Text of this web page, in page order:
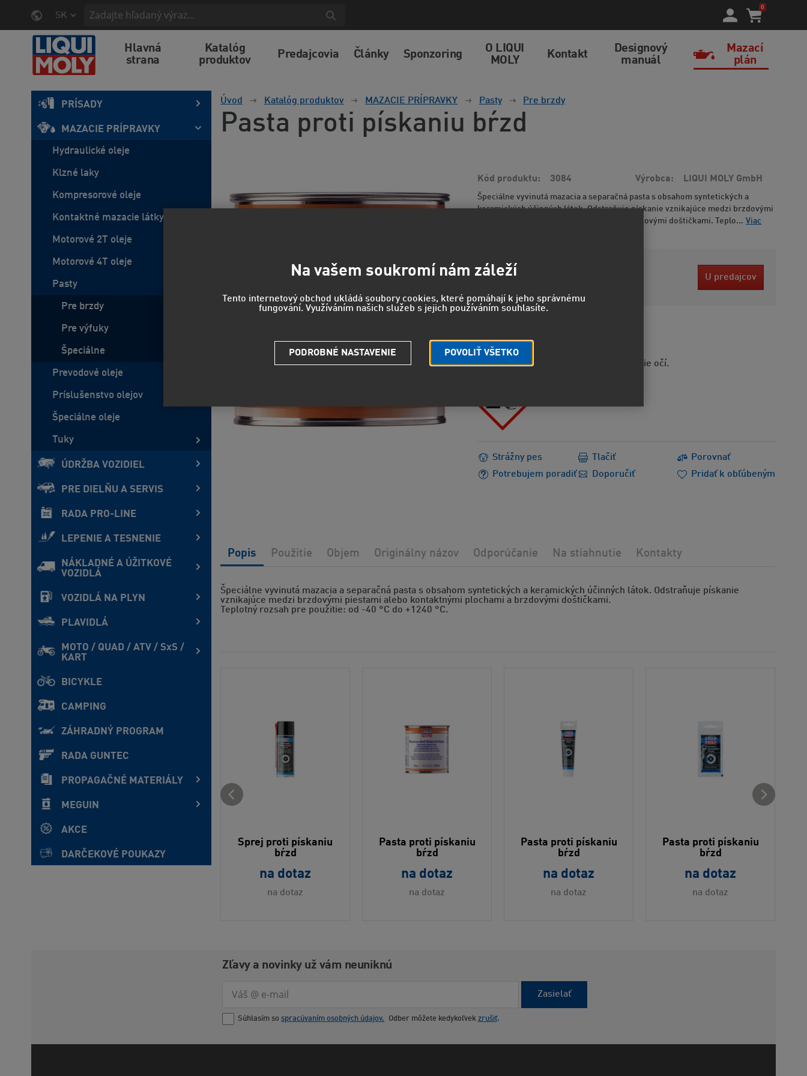
SK
0
Hlavná
strana
Katalóg
produktov
Predajcovia Články Sponzoring
O LIQUI
MOLY
Kontakt
Designový
manuál
Mazací
plán
PRÍSADY
MAZACIE PRÍPRAVKY
Hydraulické oleje
Klzné laky
Kompresorové oleje
Kontaktné mazacie látky
Motorové 2T oleje
Motorové 4T oleje
Pasty
Pre brzdy
Pre výfuky
Špeciálne
Prevodové oleje
Príslušenstvo olejov
Špeciálne oleje
Tuky
ÚDRŽBA VOZIDIEL
PRE DIELŇU A SERVIS
RADA PRO-LINE
LEPENIE A TESNENIE
NÁKLADNÉ A ÚŽITKOVÉ
VOZIDLÁ
VOZIDLÁ NA PLYN
PLAVIDLÁ
MOTO / QUAD / ATV / SxS /
KART
BICYKLE
CAMPING
ZÁHRADNÝ PROGRAM
RADA GUNTEC
PROPAGAČNÉ MATERIÁLY
MEGUIN
AKCE
DARČEKOVÉ POUKAZY
Úvod Katalóg produktov MAZACIE PRÍPRAVKY Pasty Pre brzdy
Pasta proti pískaniu bŕzd
Kód produktu 3084 Výrobca LIQUI MOLY GmbH
Špeciálne vyvinutá mazacia a separačná pasta s obsahom syntetických a
keramických účinných látok. Odstraňuje pískanie vznikajúce medzi brzdovými
piestami alebo kontaktnými plochami a brzdovými doštičkami. Teplo... Viac
117 EUR U predajcov
H315 - Dráždi kožu.
H318 - Spôsobuje vážne poškodenie očí.
Strážny pes
Porovnať
Potrebujem poradiť
Doporučiť
Tlačiť
Pridať k obľúbeným
Špeciálne vyvinutá mazacia a separačná pasta s obsahom syntetických a keramických účinných látok. Odstraňuje pískanie
vznikajúce medzi brzdovými piestami alebo kontaktnými plochami a brzdovými doštičkami.
Teplotný rozsah pre použitie: od -40 °C do +1240 °C.
Popis Použitie Objem Originálny názov Odporúčanie Na stiahnutie Kontakty
Sprej proti pískaniu
bŕzd
na dotaz
na dotaz
Pasta proti pískaniu
bŕzd
na dotaz
na dotaz
Pasta proti pískaniu
bŕzd
na dotaz
na dotaz
Pasta proti pískaniu
bŕzd
na dotaz
na dotaz
Zľavy a novinky už vám neuniknú
Zasielať
Súhlasím so spracúvaním osobných údajov. Odber môžete kedykoľvek zrušiť.
Na vašem soukromí nám záleží
Tento internetový obchod ukládá soubory cookies, které pomáhají k jeho správnému
fungování. Využíváním našich služeb s jejich používáním souhlasíte.
POVOLIŤ VŠETKO
PODROBNÉ NASTAVENIE